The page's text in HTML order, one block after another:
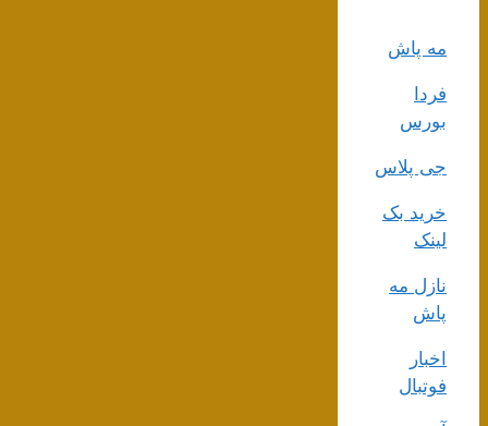
مه پاش
فردا
بورس
جی پلاس
خرید بک
لینک
نازل مه
پاش
اخبار
فوتبال